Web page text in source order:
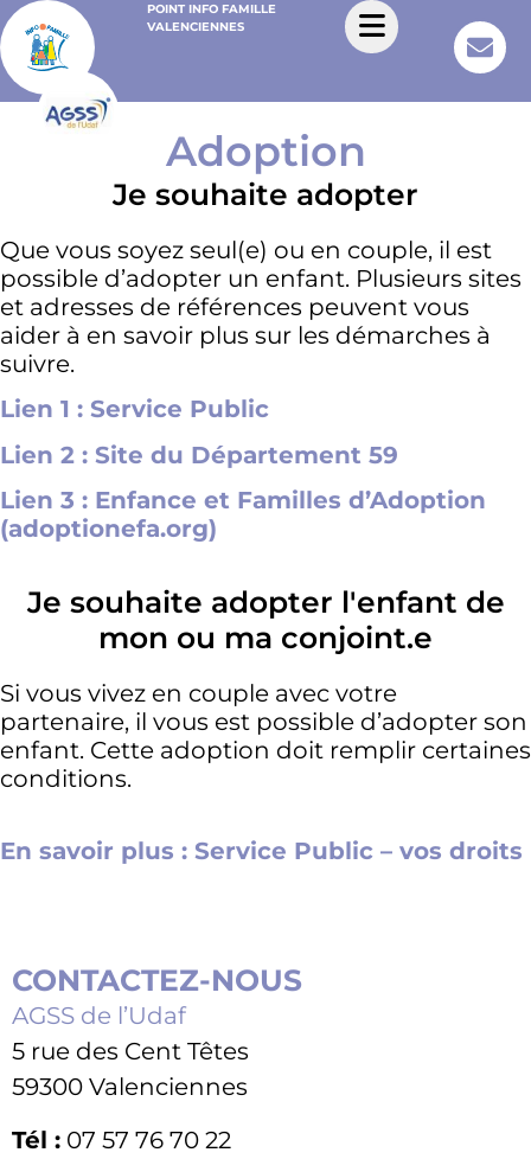
POINT INFO FAMILLE
VALENCIENNES
Adoption
Je souhaite adopter
Que vous soyez seul(e) ou en couple, il est
possible d’adopter un enfant. Plusieurs sites
et adresses de références peuvent vous
aider à en savoir plus sur les démarches à
suivre.
Lien 1 : Service Public
Lien 2 : Site du Département 59
Lien 3 : Enfance et Familles d’Adoption
(adoptionefa.org)
Je souhaite adopter l'enfant de
mon ou ma conjoint.e
Si vous vivez en couple avec votre
partenaire, il vous est possible d’adopter son
enfant. Cette adoption doit remplir certaines
conditions.
En savoir plus : Service Public – vos droits
CONTACTEZ-NOUS
AGSS de l’Udaf
5 rue des Cent Têtes
59300 Valenciennes
Tél : 07 57 76 70 22